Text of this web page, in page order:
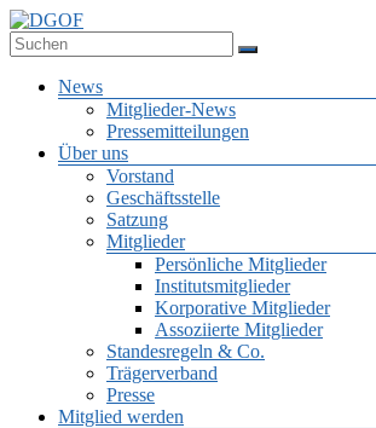
Zum
Inhalt
springen
DGOF
Deutsche Gesellschaft für Online-Forschung e.V.
Menü
News
Mitglieder-News
Pressemitteilungen
Über uns
Vorstand
Geschäftsstelle
Satzung
Mitglieder
Persönliche Mitglieder
Institutsmitglieder
Korporative Mitglieder
Assoziierte Mitglieder
Standesregeln & Co.
Trägerverband
Presse
Mitglied werden